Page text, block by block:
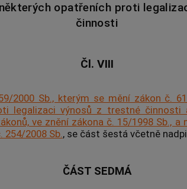
opatřeních proti
činnosti
Čl. VIII
2000 Sb., kterým se mění zákon č.
legalizaci výnosů z trestné činnosti
ve znění zákona č. 15/1998 Sb., a
254/2008 Sb., se část šestá včetně
ČÁST SEDMÁ